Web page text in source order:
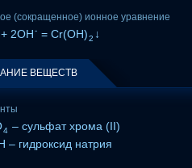
(сокращенное) ионное уравнение
+ 2OH- = Cr(OH)2 ↓
ВЕЩЕСТВ
4 – сульфат хрома (II)
– гидроксид натрия